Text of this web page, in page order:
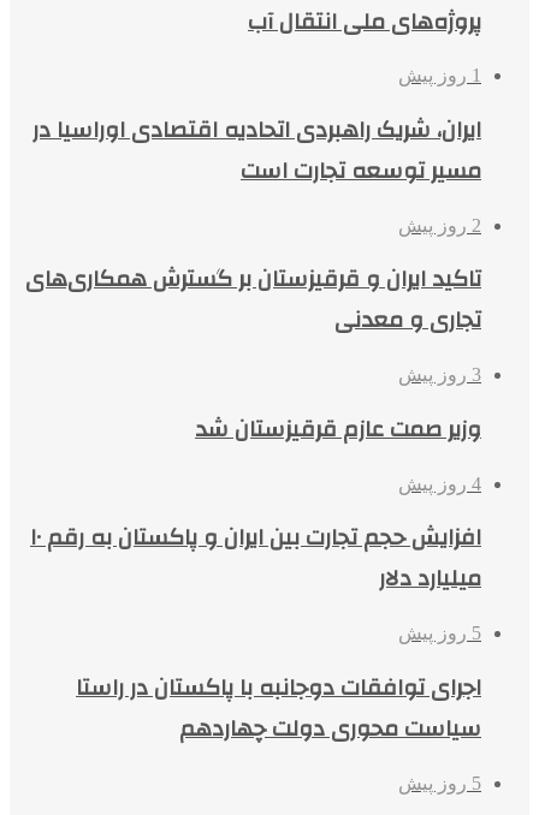
پروژه‌های ملی انتقال آب
1 روز پیش
ایران، شریک راهبردی اتحادیه اقتصادی اوراسیا در
مسیر توسعه تجارت است
2 روز پیش
تاکید ایران و قرقیزستان بر گسترش همکاری‌های
تجاری و معدنی
3 روز پیش
وزیر صمت عازم قرقیزستان شد
4 روز پیش
افزایش حجم تجارت بین ایران و پاکستان به رقم ۱۰
میلیارد دلار
5 روز پیش
اجرای توافقات دوجانبه با پاکستان در راستا
سیاست محوری دولت چهاردهم
5 روز پیش